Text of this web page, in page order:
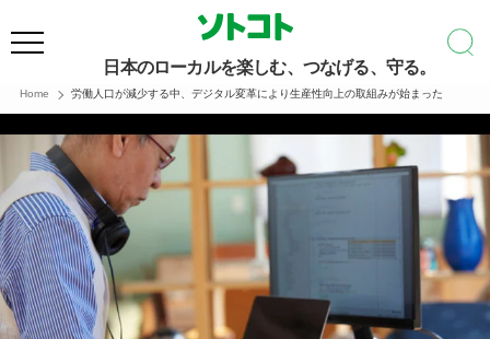
日本のローカルを楽しむ、つなげる、守る。
Home 労働人口が減少する中、デジタル変革により生産性向上の取組みが始まった